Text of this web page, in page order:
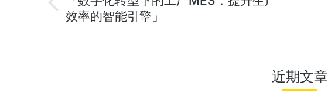
效率的智能引擎」
近期文章